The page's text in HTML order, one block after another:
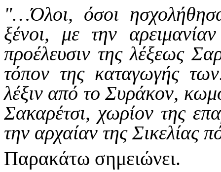
"…Όλοι, όσοι
ξένοι, με την
προέλευσιν της λέξεως
τόπον της καταγωγής
λέξιν από το Συράκον,
Σακαρέτσι, χωρίον της
την αρχαίαν της Σικελίας
Παρακάτω σημειώνει.